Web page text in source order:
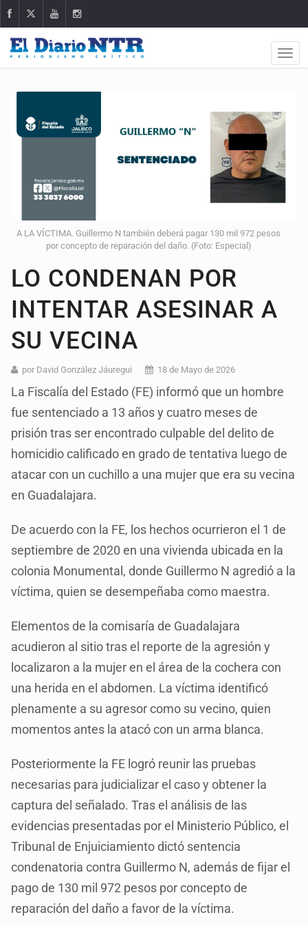
A LA VÍCTIMA. Guillermo N también deberá pagar 130 mil 972 pesos
por concepto de reparación del daño. (Foto: Especial)
LO CONDENAN POR
INTENTAR ASESINAR A
SU VECINA
por David González Jáuregui 18 de Mayo de 2026
La Fiscalía del Estado (FE) informó que un hombre
fue sentenciado a 13 años y cuatro meses de
prisión tras ser encontrado culpable del delito de
homicidio calificado en grado de tentativa luego de
atacar con un cuchillo a una mujer que era su vecina
en Guadalajara.
De acuerdo con la FE, los hechos ocurrieron el 1 de
septiembre de 2020 en una vivienda ubicada en la
colonia Monumental, donde Guillermo N agredió a la
víctima, quien se desempeñaba como maestra.
Elementos de la comisaría de Guadalajara
acudieron al sitio tras el reporte de la agresión y
localizaron a la mujer en el área de la cochera con
una herida en el abdomen. La víctima identificó
plenamente a su agresor como su vecino, quien
momentos antes la atacó con un arma blanca.
Posteriormente la FE logró reunir las pruebas
necesarias para judicializar el caso y obtener la
captura del señalado. Tras el análisis de las
evidencias presentadas por el Ministerio Público, el
Tribunal de Enjuiciamiento dictó sentencia
condenatoria contra Guillermo N, además de fijar el
pago de 130 mil 972 pesos por concepto de
reparación del daño a favor de la víctima.